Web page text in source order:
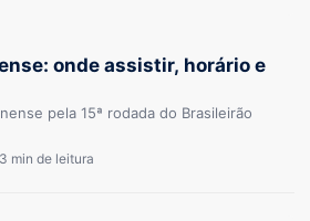
onde assistir, horário e
pela 15ª rodada do Brasileirão
3 min de leitura